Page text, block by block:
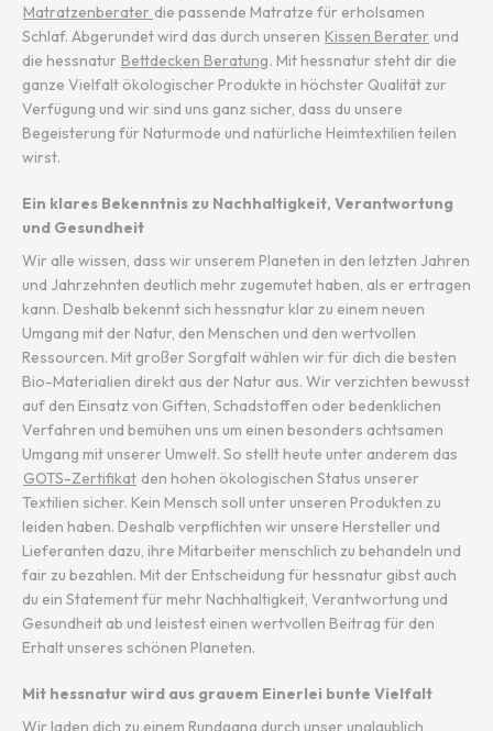
Matratzenberater die passende Matratze für erholsamen
Schlaf. Abgerundet wird das durch unseren Kissen Berater und
die hessnatur Bettdecken Beratung. Mit hessnatur steht dir die
ganze Vielfalt ökologischer Produkte in höchster Qualität zur
Verfügung und wir sind uns ganz sicher, dass du unsere
Begeisterung für Naturmode und natürliche Heimtextilien teilen
wirst.
Ein klares Bekenntnis zu Nachhaltigkeit, Verantwortung
und Gesundheit
Wir alle wissen, dass wir unserem Planeten in den letzten Jahren
und Jahrzehnten deutlich mehr zugemutet haben, als er ertragen
kann. Deshalb bekennt sich hessnatur klar zu einem neuen
Umgang mit der Natur, den Menschen und den wertvollen
Ressourcen. Mit großer Sorgfalt wählen wir für dich die besten
Bio-Materialien direkt aus der Natur aus. Wir verzichten bewusst
auf den Einsatz von Giften, Schadstoffen oder bedenklichen
Verfahren und bemühen uns um einen besonders achtsamen
Umgang mit unserer Umwelt. So stellt heute unter anderem das
GOTS-Zertifikat den hohen ökologischen Status unserer
Textilien sicher. Kein Mensch soll unter unseren Produkten zu
leiden haben. Deshalb verpflichten wir unsere Hersteller und
Lieferanten dazu, ihre Mitarbeiter menschlich zu behandeln und
fair zu bezahlen. Mit der Entscheidung für hessnatur gibst auch
du ein Statement für mehr Nachhaltigkeit, Verantwortung und
Gesundheit ab und leistest einen wertvollen Beitrag für den
Erhalt unseres schönen Planeten.
Mit hessnatur wird aus grauem Einerlei bunte Vielfalt
Wir laden dich zu einem Rundgang durch unser unglaublich